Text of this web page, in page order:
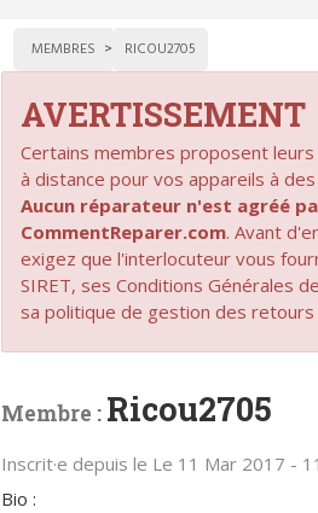
MEMBRES RICOU2705
AVERTISSEMENT
Certains membres proposent
à distance pour vos appareils à
Aucun réparateur n'est agréé
CommentReparer.com. Avant
exigez que l'interlocuteur vous
SIRET, ses Conditions Générales
sa politique de gestion des
Membre : Ricou2705
Inscrit·e depuis le Le 11 Mar 2017 -
Bio :